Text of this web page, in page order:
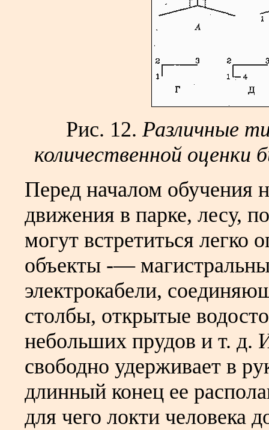
Рис. 12.Различные
количественной оценки
Перед началом обучения
движения в парке, лесу,
могут встретиться
объекты -—
электрокабели,
столбы, открытые
небольших прудов и т. д.
свободно удерживает в
длинный конец ее
для чего локти человека